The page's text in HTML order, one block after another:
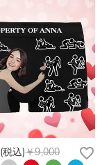
(税込)￥9,000